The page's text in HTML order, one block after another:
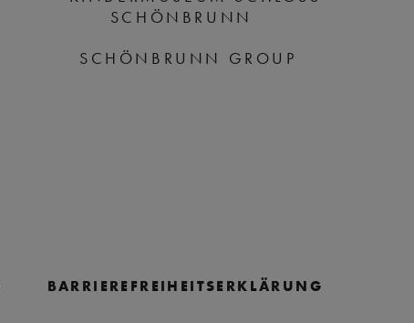
SCHÖNBRUNN
SCHÖNBRUNN GROUP
BARRIEREFREIHEITSERKLÄRUNG